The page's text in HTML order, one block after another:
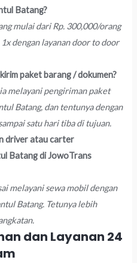
Batang?
mulai dari Rp. 300,000/orang
dengan layanan door to door
paket barang / dokumen?
melayani pengiriman paket
Batang, dan tentunya dengan
satu hari tiba di tujuan.
driver atau carter
Batang di JowoTrans
melayani sewa mobil dengan
Batang. Tetunya lebih
dan Layanan 24